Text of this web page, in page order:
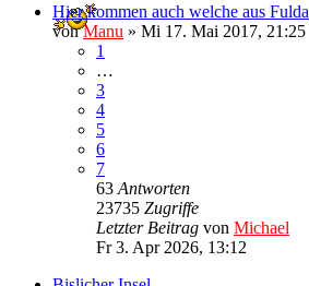
Hier kommen auch welche aus Fulda
vonManu » Mi 17. Mai 2017, 21:25
1
…
3
4
5
6
7
63 Antworten
23735 Zugriffe
Letzter Beitrag von Michael
Fr 3. Apr 2026, 13:12